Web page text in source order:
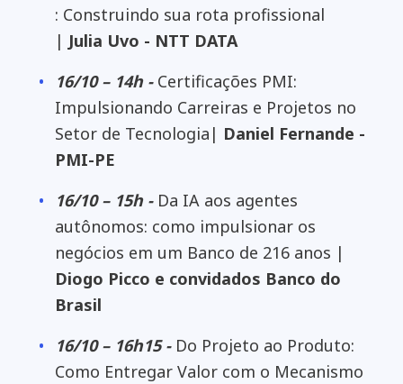
: Construindo sua rota profissional
| Julia Uvo - NTT DATA
16/10 – 14h -Certificações PMI:
Impulsionando Carreiras e Projetos no
Setor de Tecnologia| Daniel Fernande -
PMI-PE
16/10 – 15h -Da IA aos agentes
autônomos: como impulsionar os
negócios em um Banco de 216 anos |
Diogo Picco e convidados Banco do
Brasil
16/10 – 16h15 -Do Projeto ao Produto:
Como Entregar Valor com o Mecanismo